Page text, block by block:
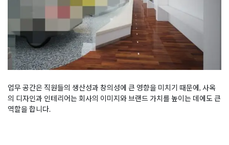
업무 공간은 직원들의 생산성과 창의성에 큰 영향을 미치기 때문에, 사옥
의 디자인과 인테리어는 회사의 이미지와 브랜드 가치를 높이는 데에도 큰
역할을 합니다.